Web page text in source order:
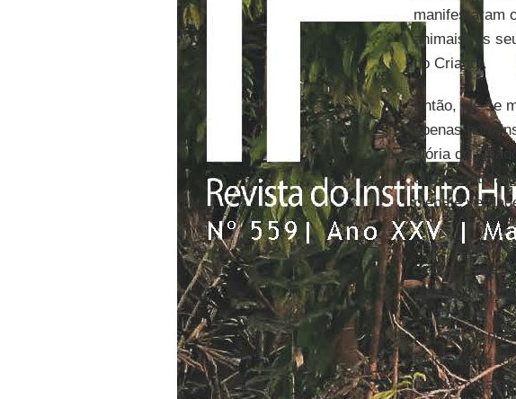
manifestaram
animais, os
do Criador.
Então, ele se
apenas
glória do
outra criatura
plena e
Esse é o
Senhor, mas,
porque tudo
Em outras
todo o bem,
criada, para